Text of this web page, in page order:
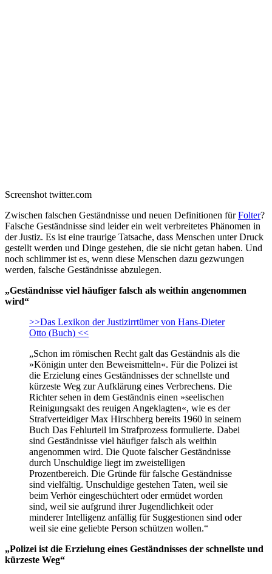
Screenshot twitter.com
Zwischen falschen Geständnisse und neuen Definitionen fürFolter?
Falsche Geständnisse sind leider ein weit verbreitetes Phänomen in
der Justiz. Es ist eine traurige Tatsache, dass Menschen unter Druck
gestellt werden und Dinge gestehen, die sie nicht getan haben. Und
noch schlimmer ist es, wenn diese Menschen dazu gezwungen
werden, falsche Geständnisse abzulegen.
„Geständnisse viel häufiger falsch als weithin angenommen
wird“
>>Das Lexikon der Justizirrtümer von Hans-Dieter
Otto (Buch) <<
„Schon im römischen Recht galt das Geständnis als die
»Königin unter den Beweismitteln«. Für die Polizei ist
die Erzielung eines Geständnisses der schnellste und
kürzeste Weg zur Aufklärung eines Verbrechens. Die
Richter sehen in dem Geständnis einen »seelischen
Reinigungsakt des reuigen Angeklagten«, wie es der
Strafverteidiger Max Hirschberg bereits 1960 in seinem
Buch Das Fehlurteil im Strafprozess formulierte. Dabei
sind Geständnisse viel häufiger falsch als weithin
angenommen wird. Die Quote falscher Geständnisse
durch Unschuldige liegt im zweistelligen
Prozentbereich. Die Gründe für falsche Geständnisse
sind vielfältig. Unschuldige gestehen Taten, weil sie
beim Verhör eingeschüchtert oder ermüdet worden
sind, weil sie aufgrund ihrer Jugendlichkeit oder
minderer Intelligenz anfällig für Suggestionen sind oder
weil sie eine geliebte Person schützen wollen.“
„Polizei ist die Erzielung eines Geständnisses der schnellste und
kürzeste Weg“